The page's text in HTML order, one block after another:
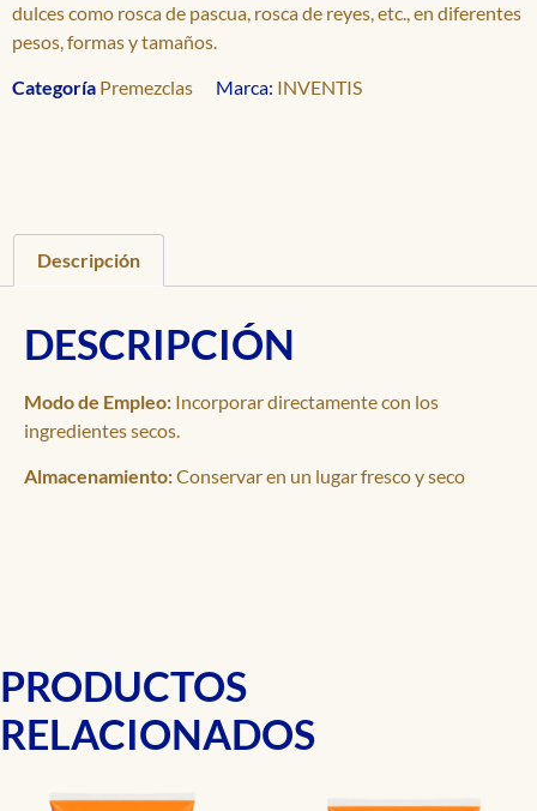
dulces como rosca de pascua, rosca de reyes, etc., en diferentes
pesos, formas y tamaños.
Categoría Premezclas Marca: INVENTIS
Descripción
DESCRIPCIÓN
Modo de Empleo: Incorporar directamente con los
ingredientes secos.
Almacenamiento:Conservar en un lugar fresco y seco
PRODUCTOS
RELACIONADOS